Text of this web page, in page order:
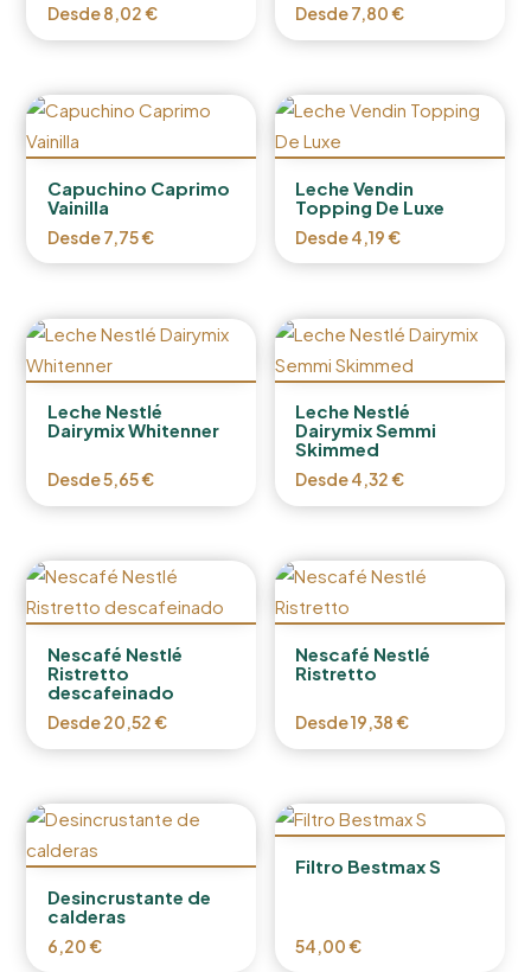
Desde8,02€ Desde7,80€
Capuchino Caprimo
Vainilla
Desde7,75€
Leche Vendin
Topping De Luxe
Desde4,19€
Leche Nestlé
Dairymix Whitenner
Desde5,65€
Leche Nestlé
Dairymix Semmi
Skimmed
Desde4,32€
Nescafé Nestlé
Ristretto
descafeinado
Desde20,52€
Nescafé Nestlé
Ristretto
Desde19,38€
Desincrustante de
calderas
6,20€
Filtro Bestmax S
54,00€